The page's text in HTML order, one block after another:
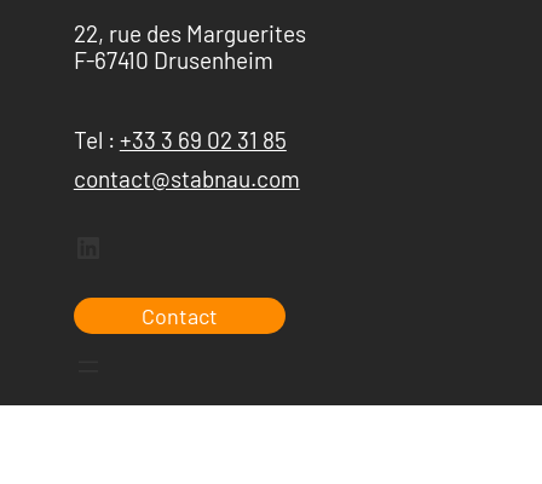
22, rue des Marguerites
F-67410 Drusenheim
Tel : +33 3 69 02 31 85
contact@stabnau.com
Contact